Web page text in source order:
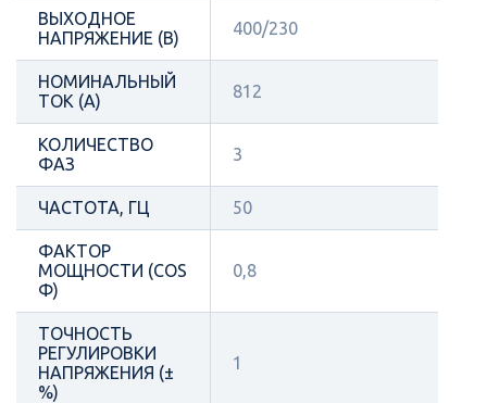
ВЫХОДНОЕ
НАПРЯЖЕНИЕ (В)
400/230
НОМИНАЛЬНЫЙ
ТОК (А)
812
КОЛИЧЕСТВО
ФАЗ
3
ЧАСТОТА, ГЦ 50
ФАКТОР
МОЩНОСТИ (COS
Φ)
0,8
ТОЧНОСТЬ
РЕГУЛИРОВКИ
НАПРЯЖЕНИЯ (±
%)
1